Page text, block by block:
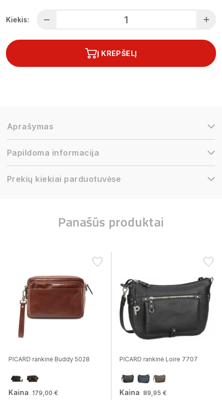
Kiekis:
Į KREPŠELĮ
Aprašymas
Papildoma informacija
Prekių kiekiai parduotuvėse
Panašūs produktai
PICARD rankinė Buddy 5028
Kaina 179,00 €
PICARD rankinė Loire 7707
Kaina 89,95 €